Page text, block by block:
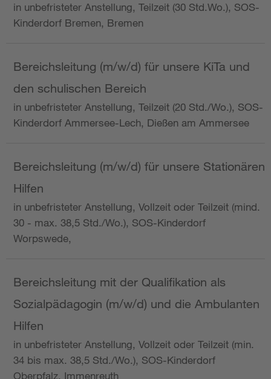
in unbefristeter Anstellung, Teilzeit (30 Std.Wo.), SOS-
Kinderdorf Bremen, Bremen
Bereichsleitung (m/w/d) für unsere KiTa und
den schulischen Bereich
in unbefristeter Anstellung, Teilzeit (20 Std./Wo.), SOS-
Kinderdorf Ammersee-Lech, Dießen am Ammersee
Bereichsleitung (m/w/d) für unsere Stationären
Hilfen
in unbefristeter Anstellung, Vollzeit oder Teilzeit (mind.
30 - max. 38,5 Std./Wo.), SOS-Kinderdorf
Worpswede,
Bereichsleitung mit der Qualifikation als
Sozialpädagogin (m/w/d) und die Ambulanten
Hilfen
in unbefristeter Anstellung, Vollzeit oder Teilzeit (min.
34 bis max. 38,5 Std./Wo.), SOS-Kinderdorf
Oberpfalz, Immenreuth